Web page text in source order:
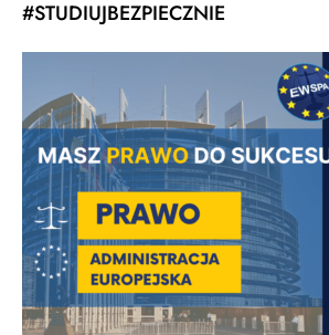
#STUDIUJBEZPIECZNIE